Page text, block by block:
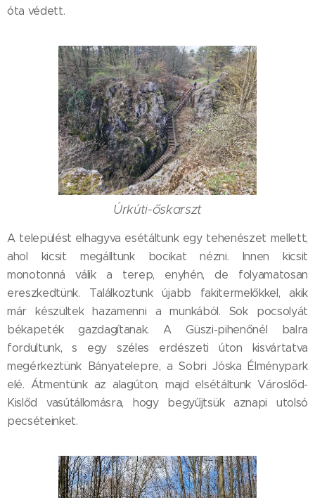
óta védett.
Úrkúti-őskarszt
A települést elhagyva esétáltunk egy tehenészet mellett,
ahol kicsit megálltunk bocikat nézni. Innen kicsit
monotonná válik a terep, enyhén, de folyamatosan
ereszkedtünk. Találkoztunk újabb fakitermelőkkel, akik
már készültek hazamenni a munkából. Sok pocsolyát
békapeték gazdagítanak. A Güszi-pihenőnél balra
fordultunk, s egy széles erdészeti úton kisvártatva
megérkeztünk Bányatelepre, a Sobri Jóska Élménypark
elé. Átmentünk az alagúton, majd elsétáltunk Városlőd-
Kislőd vasútállomásra, hogy begyűjtsük aznapi utolsó
pecséteinket.